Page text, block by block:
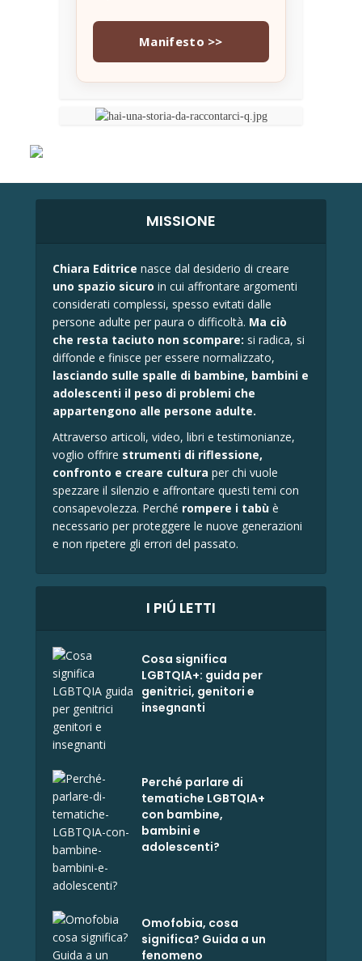
Manifesto >>
MISSIONE
Chiara Editrice nasce dal desiderio di creare
uno spazio sicuro in cui affrontare argomenti
considerati complessi, spesso evitati dalle
persone adulte per paura o difficoltà. Ma ciò
che resta taciuto non scompare: si radica, si
diffonde e finisce per essere normalizzato,
lasciando sulle spalle di bambine, bambini e
adolescenti il peso di problemi che
appartengono alle persone adulte.
Attraverso articoli, video, libri e testimonianze,
voglio offrire strumenti di riflessione,
confronto e creare cultura per chi vuole
spezzare il silenzio e affrontare questi temi con
consapevolezza. Perché rompere i tabù è
necessario per proteggere le nuove generazioni
e non ripetere gli errori del passato.
I PIÚ LETTI
Cosa significa
LGBTQIA+: guida per
genitrici, genitori e
insegnanti
Perché parlare di
tematiche LGBTQIA+
con bambine,
bambini e
adolescenti?
Omofobia, cosa
significa? Guida a un
fenomeno